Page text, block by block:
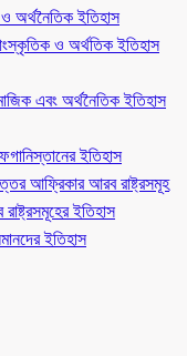
অর্থনৈতিক ইতিহাস
ও অর্থতিক ইতিহাস
এবং অর্থনৈতিক ইতিহাস
ইতিহাস
আফ্রিকার আরব রাষ্ট্রসমূহ
ইতিহাস
ইতিহাস